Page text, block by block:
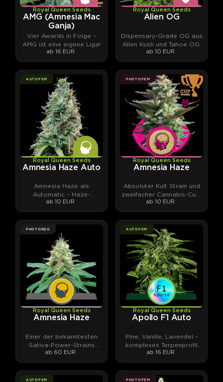
Royal Queen Seeds
AMG (Amnesia Mac
Ganja)
Vier Awards in Folge –
AMG ist eine eigene Liga!
ab 16 EUR
Royal Queen Seeds
Alien OG
Dispensary-Grade OG aus
Alien Kush und Tahoe OG.
ab 10 EUR
AUTOFEM
Royal Queen Seeds
Amnesia Haze Auto
Amnesia Haze als
Automatic – Haze-
Klassiker neu gedacht.
ab 10 EUR
PHOTOFEM
Royal Queen Seeds
Amnesia Haze
Absoluter Kult Strain und
zweifacher Cannabis-Cup-
Gewinner aus den 90ern.
ab 10 EUR
PHOTOREG
Royal Queen Seeds
Amnesia Haze
Einer der bekanntesten
Sativa-Power-Strains
überhaupt.
ab 60 EUR
AUTOFEM
Royal Queen Seeds
Apollo F1 Auto
Pine, Vanille, Lavendel –
komplexes Terpenprofil
trifft hohes THC-Potential
ab 16 EUR
AUTOFEM PHOTOFEM